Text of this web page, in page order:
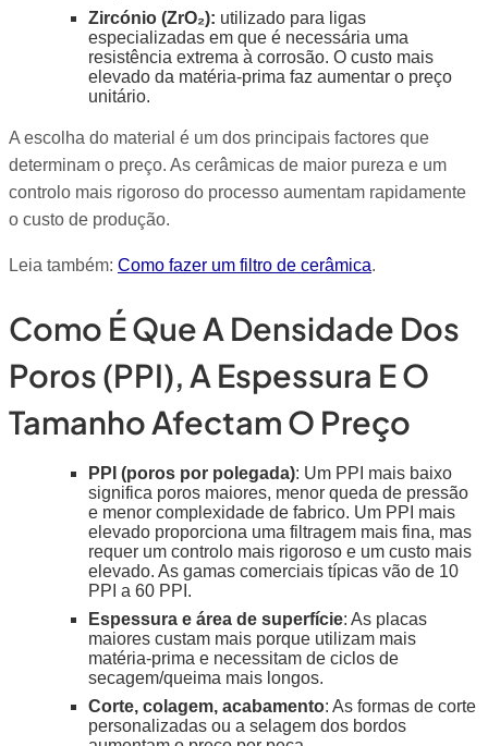
Zircónio (ZrO₂): utilizado para ligas
especializadas em que é necessária uma
resistência extrema à corrosão. O custo mais
elevado da matéria-prima faz aumentar o preço
unitário.
A escolha do material é um dos principais factores que
determinam o preço. As cerâmicas de maior pureza e um
controlo mais rigoroso do processo aumentam rapidamente
o custo de produção.
Leia também: Como fazer um filtro de cerâmica.
Como É Que A Densidade Dos
Poros (PPI), A Espessura E O
Tamanho Afectam O Preço
PPI (poros por polegada): Um PPI mais baixo
significa poros maiores, menor queda de pressão
e menor complexidade de fabrico. Um PPI mais
elevado proporciona uma filtragem mais fina, mas
requer um controlo mais rigoroso e um custo mais
elevado. As gamas comerciais típicas vão de 10
PPI a 60 PPI.
Espessura e área de superfície: As placas
maiores custam mais porque utilizam mais
matéria-prima e necessitam de ciclos de
secagem/queima mais longos.
Corte, colagem, acabamento: As formas de corte
personalizadas ou a selagem dos bordos